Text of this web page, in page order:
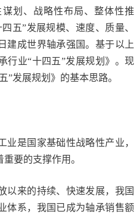
划、战略性布局、整体性推
五”发展规模、速度、质量、
建成世界轴承强国。基于以上
行业“十四五”发展规划》。现
”发展规划》的基本思路。
业是国家基础性战略性产业，
要的支撑作用。
以来的持续、快速发展，我国
体系，我国已成为轴承销售额